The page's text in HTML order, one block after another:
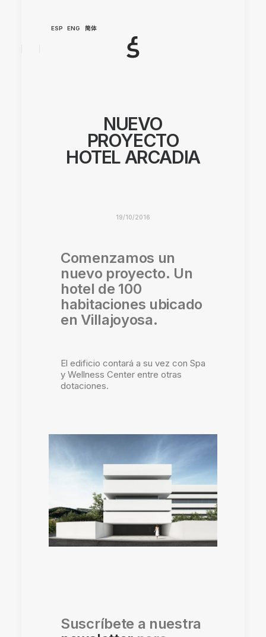
ESP ENG 简体
NUEVO
PROYECTO
HOTEL ARCADIA
19/10/2016
Comenzamos un
nuevo proyecto. Un
hotel de 100
habitaciones ubicado
en Villajoyosa.
El edificio contará a su vez con Spa
y Wellness Center entre otras
dotaciones.
Suscríbete a nuestra